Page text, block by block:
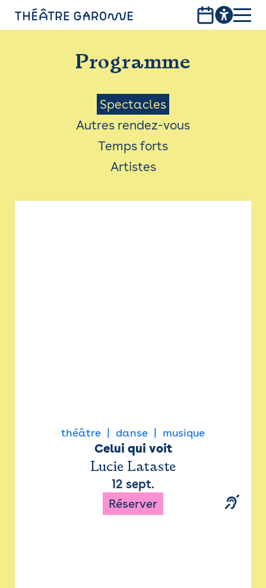
PROGRAMME
INFOS PRATIQUES
AVEC LES PUBLICS
ACCESSIBILITÉ
LES PRODUCTIONS
Programme
Menu
Saison
Spectacles
Autres rendez-vous
Temps forts
Artistes
théâtre danse musique
Celui qui voit
Lucie Lataste
12 sept.
Réserver